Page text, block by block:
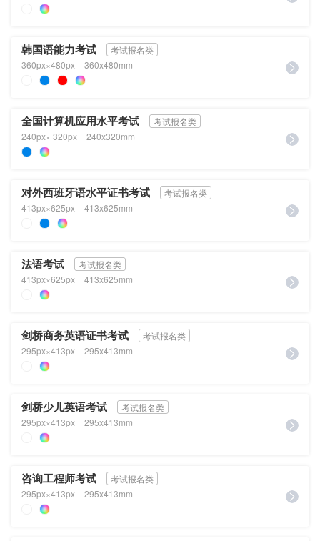
韩国语能力考试
考试报名类
360px×480px
360x480mm
全国计算机应用水平考试
考试报名类
240px× 320px
240x320mm
对外西班牙语水平证书考试
考试报名类
413px×625px
413x625mm
法语考试
考试报名类
413px×625px
413x625mm
剑桥商务英语证书考试
考试报名类
295px×413px
295x413mm
剑桥少儿英语考试
考试报名类
295px×413px
295x413mm
咨询工程师考试
考试报名类
295px×413px
295x413mm